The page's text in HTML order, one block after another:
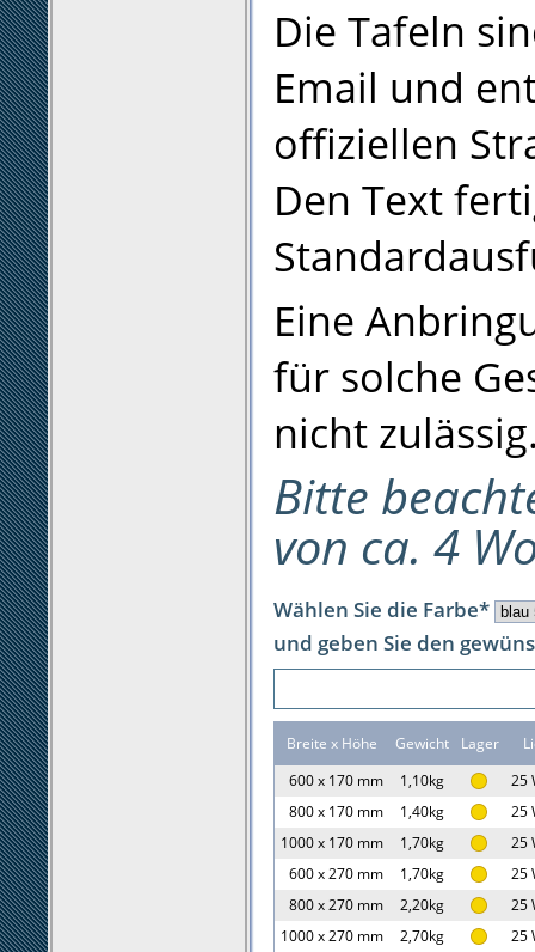
Die Tafeln
Email und
offiziellen
Den Text
Eine
für solche
nicht
Bitte
von ca. 4
Wählen Sie die Farbe*
und geben Sie den
Breite x Höhe Gewicht Lager
600 x 170 mm
1,10kg
25
800 x 170 mm
1,40kg
25
1000 x 170 mm
1,70kg
25
600 x 270 mm
1,70kg
25
800 x 270 mm
2,20kg
25
1000 x 270 mm
2,70kg
25